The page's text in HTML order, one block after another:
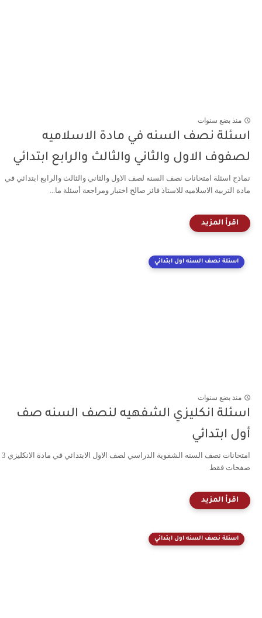
منذ بضع سنوات
اسئلة نصف السنه في مادة الاسلاميه
لصفوف الاول والثاني والثالث والرابع ابتدائي
نماذج اسئلة امتحانات نصف السنه لصف الاول والثاني والثالث والرابع ابتدائي في
مادة التربية الاسلاميه للاستاذ فائز صالح اختبار ومراجعة أسئلة ما...
اسئلة نصف السنه اول ابتدائي
منذ بضع سنوات
اسئلة انكليزي الشفهيه لنصف السنه صف
أول ابتدائي
امتحانات نصف السنه الشفوية الدراسي لصف الاول الابتدائي في مادة الانكليزي 3
صفحات فقط
اسئلة نصف السنه اول ابتدائي